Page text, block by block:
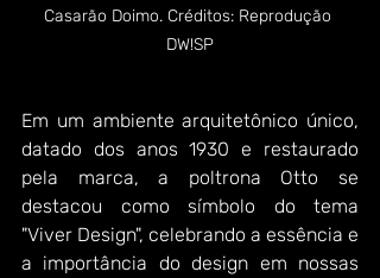
Casarão Doimo. Créditos: Reprodução
DW!SP
Em um ambiente arquitetônico único,
datado dos anos 1930 e restaurado
pela marca, a poltrona Otto se
destacou como símbolo do tema
"Viver Design", celebrando a essência e
a importância do design em nossas